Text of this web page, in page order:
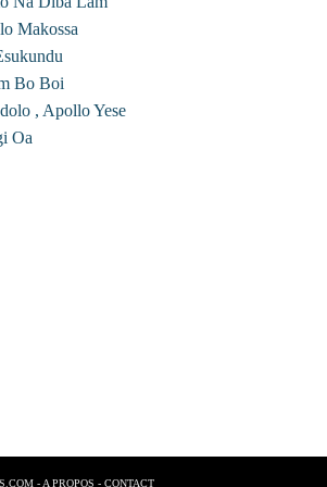
Makossa
Bo Boi
, Apollo Yese
Oa
- A PROPOS - CONTACT